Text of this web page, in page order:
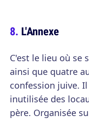
L'Annexe
C'est le lieu où se
ainsi que quatre
confession juive.
inutilisée des
père. Organisée